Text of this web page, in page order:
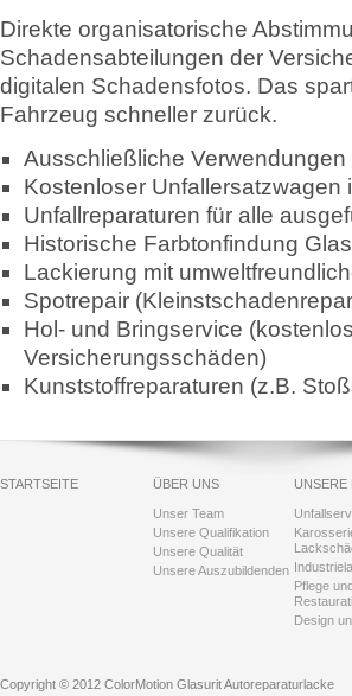
Direkte organisatorische
Schadensabteilungen der
digitalen Schadensfotos. Das
Fahrzeug schneller zurück.
Ausschließliche
Kostenloser Unfallersatzwagen
Unfallreparaturen für alle
Historische Farbtonfindung
Lackierung mit
Spotrepair
Hol- und Bringservice
Versicherungsschäden)
Kunststoffreparaturen (z.B.
STARTSEITE ÜBER UNS
Unser Team
Unsere Qualifikation
Unsere Qualität
Unsere Auszubildenden
UNSERE
Pflege
Design
Copyright © 2012 ColorMotion Glasurit Autoreparaturlacke